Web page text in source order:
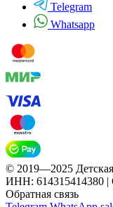
Telegram
Whatsapp
© 2019—2025
ИНН: 614315414380
Обратная связь